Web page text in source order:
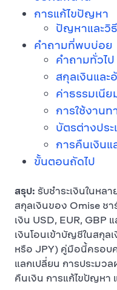
การแก้ไขปัญหา
ปัญหาและวิ
คำถามที่พบบ่อย
คำถามทั่วไป
สกุลเงินและ
ค่าธรรมเนีย
การใช้งานท
บัตรต่างประ
การคืนเงิน
ขั้นตอนถัดไป
สรุป: รับชำระเงินในหล
สกุลเงินของ Omise ช
เงิน USD, EUR, GBP
เงินโอนเข้าบัญชีในสกุ
หรือ JPY) คู่มือนี้ครอบ
แลกเปลี่ยน การประมว
คืนเงิน การแก้ไขปัญหา